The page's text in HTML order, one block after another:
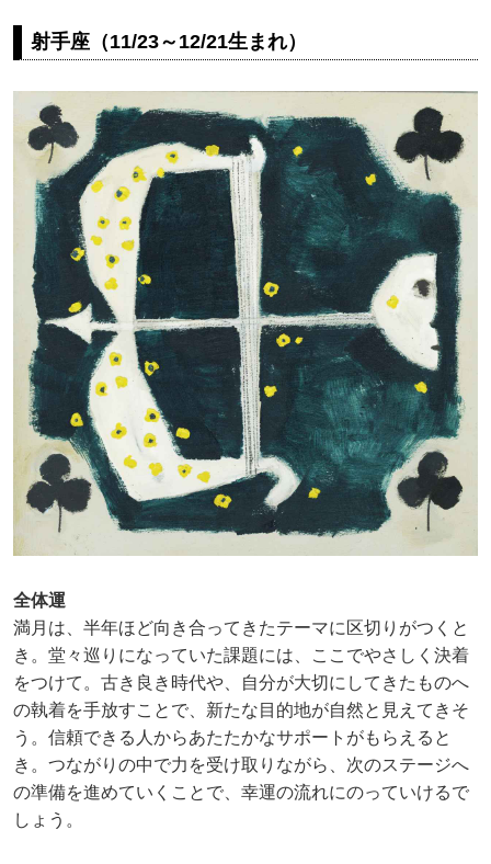
射手座（11/23～12/21生まれ）
全体運
満月は、半年ほど向き合ってきたテーマに区切りがつくと
き。堂々巡りになっていた課題には、ここでやさしく決着
をつけて。古き良き時代や、自分が大切にしてきたものへ
の執着を手放すことで、新たな目的地が自然と見えてきそ
う。信頼できる人からあたたかなサポートがもらえると
き。つながりの中で力を受け取りながら、次のステージへ
の準備を進めていくことで、幸運の流れにのっていけるで
しょう。